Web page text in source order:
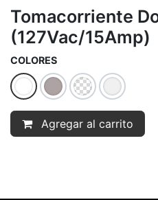
Tomacorriente
(127Vac/15Amp)
COLORES
Agregar al carrito